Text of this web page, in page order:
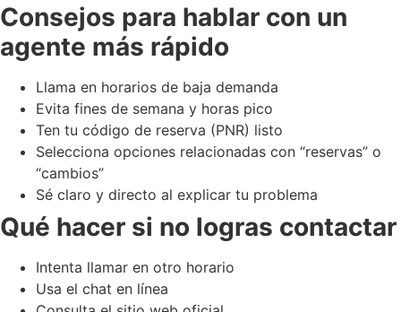
Consejos para hablar con un
agente más rápido
Llama en horarios de baja demanda
Evita fines de semana y horas pico
Ten tu código de reserva (PNR) listo
Selecciona opciones relacionadas con “reservas” o
“cambios”
Sé claro y directo al explicar tu problema
Qué hacer si no logras contactar
Intenta llamar en otro horario
Usa el chat en línea